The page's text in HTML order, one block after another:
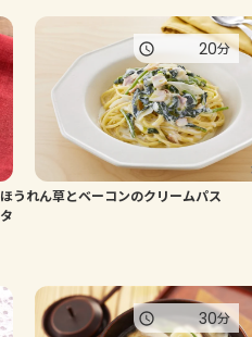
ほうれん草とベーコンのクリームパス
タ
20分
30分